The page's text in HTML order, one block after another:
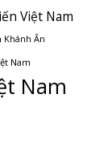
Việt Nam
Khánh Ân
Nam
Nam